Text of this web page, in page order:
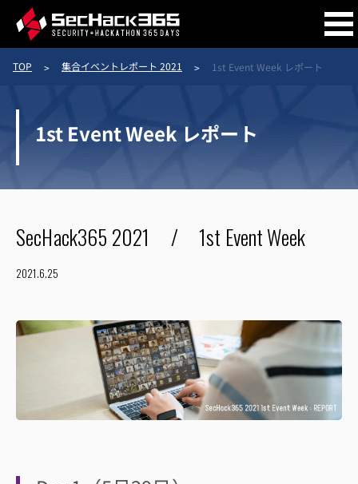
コース概要
トレーナー
トレーニー作品
集合イベントレポート
TOP 集合イベントレポート 2021 1st Event Week レポート
1st Event Week レポート
SecHack365 2021 / 1st Event Week
2021.6.25